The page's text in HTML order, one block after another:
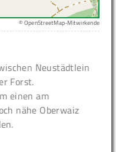
© OpenStreetMap-Mitwirkende
Neustädtlein
Forst.
einen am
nähe Oberwaiz